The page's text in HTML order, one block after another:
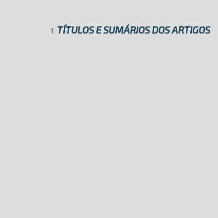
TÍTULOS E SUMÁRIOS DOS ARTIGOS